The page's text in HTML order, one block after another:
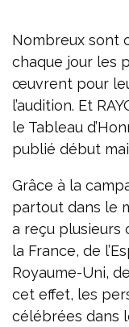
Nombreux sont
chaque jour les
œuvrent pour
l’audition. Et
le Tableau
publié début mai
Grâce à la
partout dans le
a reçu plusieurs
la France, de
Royaume-Uni,
cet effet, les
célébrées dans